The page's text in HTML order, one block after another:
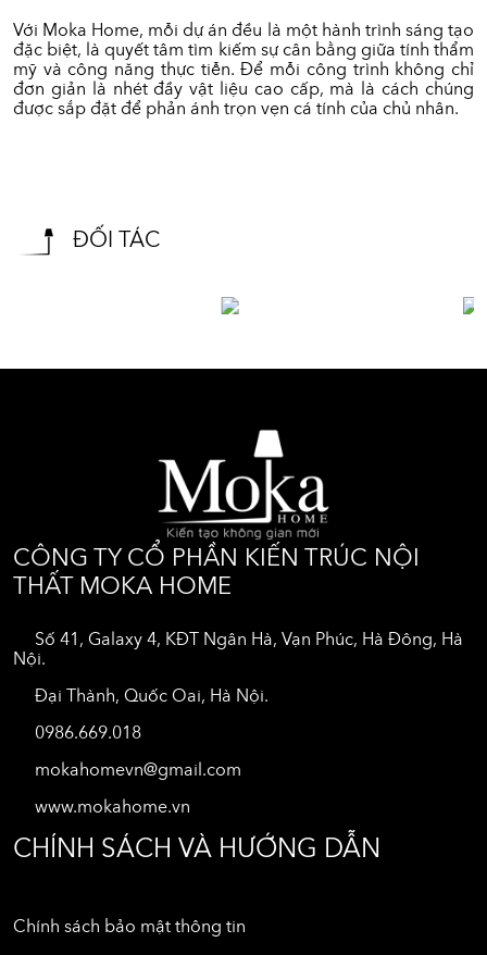
Với Moka Home, mỗi dự án đều là một hành trình sáng tạo
đặc biệt, là quyết tâm tìm kiếm sự cân bằng giữa tính thẩm
mỹ và công năng thực tiễn. Để mỗi công trình không chỉ
đơn giản là nhét đầy vật liệu cao cấp, mà là cách chúng
được sắp đặt để phản ánh trọn vẹn cá tính của chủ nhân.
ĐỐI TÁC
CÔNG TY CỔ PHẦN KIẾN TRÚC NỘI
THẤT MOKA HOME
Số 41, Galaxy 4, KĐT Ngân Hà, Vạn Phúc, Hà Đông, Hà
Nội.
Đại Thành, Quốc Oai, Hà Nội.
0986.669.018
mokahomevn@gmail.com
www.mokahome.vn
CHÍNH SÁCH VÀ HƯỚNG DẪN
Chính sách bảo mật thông tin